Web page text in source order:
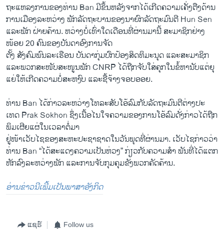
ຖະ​ແຫລ​ງການ​ຂອງ​ທ່ານ Ban ​ມີຂຶ້ນ​ຫລັງ​ຈາກ​ໄດ້​ເກີດຄວາມ​ເຄັ່ງ​ຕືງດ້ານ​
ການ​ເມືອງ​ລະຫວ່າງ ພັກ​ລັດຖະບານຂອງນາຍົກລັດຖະມົນ​ຕີ Hun Sen ​
ແລະ​ພັກ ຝ່າຍ​ຄ້ານ. ຫວ່າງ​ບໍ່​ເທົ່າ​ໃດ​ເດືອນ​ທີ່​ຜ່ານ​ມາ​ນີ້ ສະມາຊິກ​ຢ່າງ​
ໜ້ອຍ 20 ຄົນ​ຂອງ​ບັນດາອົງການຈັດ
ຕັ້ງ ສັງຄົມ​ພົນລະ​ເຮືອນ ບັນດາ​ກຸ່ມປົກປ້ອງ​ສິດທິມະນຸດ ​ແລະ​ສະມາຊິກ ​
ແລະ​ພວກ​ສະໜັບສະໜູນ​ພັກ CNRP ​ໄດ້​ຖືກ​ຈັບ​ໃສ່​ຄຸກ​ໃນ​ຂໍ້​ຫາ​ນັບ​ແຕ່​ຍຸ​
ແຍ່​ໃຫ້​ເກີດ​ຄວາມ​ບໍ່​ສະຫງົບ ​ແລະ​ຊື້​ຈ້າງ​ຈອບ​ອອຍ.
ທ່ານ Ban ​ໄດ້​ກ່າວ​ລະຫວ່າງ​ໂທລະສັບໂອ້​ລົມ​ກັບລັດຖະມົນຕີ​ຕ່າງປະ​
ເທດ Prak Sokhon ຊຶ່ງ​ເນື້ອໄນ​ໃຈຄວາມ​ຂອງ​ການ​ໂອ້​ລົມ​ດັ່ງກ່າວ​ໄດ້​ຖືກ​
ພິມ​ເຜີຍແຜ່​ໃນ​ເວລາ​ຕໍ່​ມາ
​ຢູ່ໜ້າ​ເວັບ​ໄຊ​ຂອງສະຫະ​ປະຊາ​ຊາດ​ໃນ​ວັນ​ພຸດ​ທີ່​ຜ່ານ​ມາ. ​ເວັບ​ໄຊ​ກ່າວ​ວ່າ
ທ່ານ Ban “​ໄດ້​ສະ​ແດງ​ຄວາມ​ເປັນ​ຫ່ວງ” ກ່ຽວ​ກັບ​ຄວາມສຳ ພັນ​ທີ່​ໄດ້​ແຕກ​
ຫັກ​ລົງ​ລະຫວ່າງ​ພັກ ​ແລະ​ການ​ຈັບ​ກຸມ​ຄຸມ​ຂັງ​ພວກ​ຄັດຄ້ານ.​
ອ່ານຂ່າວນີເພີ້ມເປັນພາສາອັງກິດ
ແຊຣ໌ Follow us